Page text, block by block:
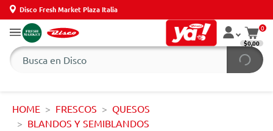
Disco Fresh Market Plaza Italia
0
$0,00
HOME FRESCOS
QUESOS
BLANDOS Y SEMIBLANDOS